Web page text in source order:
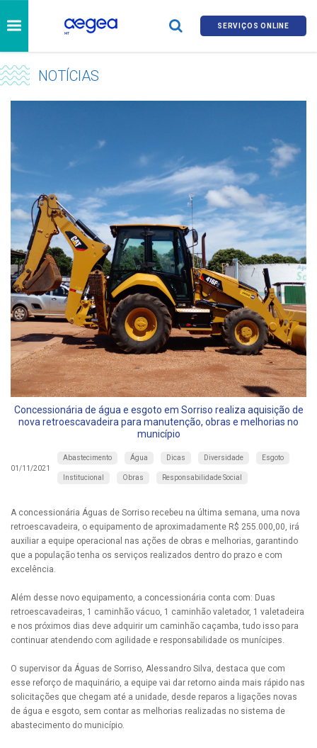
SERVIÇOS ONLINE
NOTÍCIAS
Concessionária de água e esgoto em Sorriso realiza aquisição de
nova retroescavadeira para manutenção, obras e melhorias no
município
01/11/2021
Abastecimento Água Dicas Diversidade Esgoto
Institucional Obras Responsabilidade Social
A concessionária Águas de Sorriso recebeu na última semana, uma nova
retroescavadeira, o equipamento de aproximadamente R$ 255.000,00, irá
auxiliar a equipe operacional nas ações de obras e melhorias, garantindo
que a população tenha os serviços realizados dentro do prazo e com
excelência.
Além desse novo equipamento, a concessionária conta com: Duas
retroescavadeiras, 1 caminhão vácuo, 1 caminhão valetador, 1 valetadeira
e nos próximos dias deve adquirir um caminhão caçamba, tudo isso para
continuar atendendo com agilidade e responsabilidade os munícipes.
O supervisor da Águas de Sorriso, Alessandro Silva, destaca que com
esse reforço de maquinário, a equipe vai dar retorno ainda mais rápido nas
solicitações que chegam até a unidade, desde reparos a ligações novas
de água e esgoto, sem contar as melhorias realizadas no sistema de
abastecimento do município.